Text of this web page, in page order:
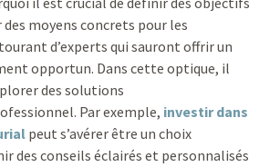
moyens concrets pour les
d’experts qui sauront offrir un
opportun. Dans cette optique, il
des solutions
Par exemple, investir dans
peut s’avérer être un choix
des conseils éclairés et personnalisés